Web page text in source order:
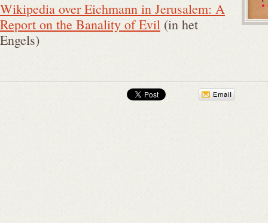
Wikipedia over Eichmann in Jerusalem: A
Report on the Banality of Evil (in het
Engels)